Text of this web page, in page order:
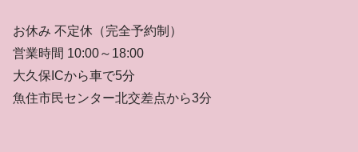
お休み 不定休（完全予約制）
営業時間 10:00～18:00
大久保ICから車で5分
魚住市民センター北交差点から3分